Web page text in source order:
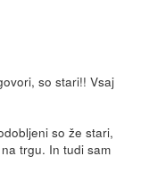
so stari!! Vsaj
so že stari,
trgu. In tudi sam